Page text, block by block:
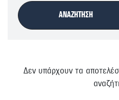
ΑΝΑΖΗΤΗΣΗ
Δεν υπάρχουν τα